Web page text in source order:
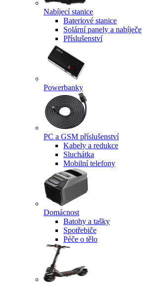
Nabíjecí stanice
Bateriové stanice
Solární panely a nabíječe
Příslušenství
Powerbanky
PC a GSM příslušenství
Kabely a redukce
Sluchátka
Mobilní telefony
Domácnost
Batohy a tašky
Spotřebiče
Péče o tělo